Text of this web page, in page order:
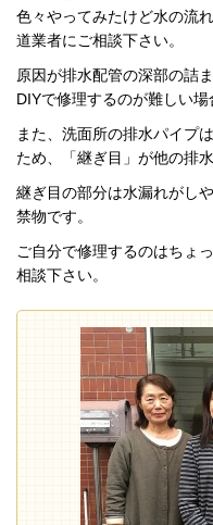
色々やってみたけど水の流
道業者にご相談下さい。
原因が排水配管の深部の詰
DIYで修理するのが難しい場
また、洗面所の排水パイプ
ため、「継ぎ目」が他の排
継ぎ目の部分は水漏れがし
禁物です。
ご自分で修理するのはちょ
相談下さい。